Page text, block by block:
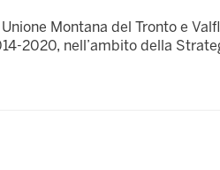
Montana del Tronto e
2020, nell’ambito della